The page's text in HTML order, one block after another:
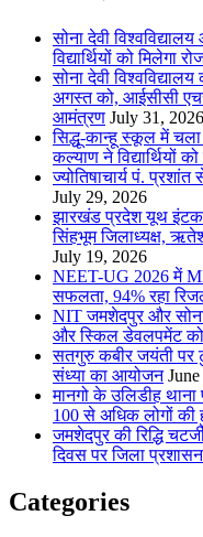
सोना देवी
विद्यार्थियों को मिलेगा
सोना देवी
अगस्त को, आईसीसी
आमंत्रण July 31, 2026
सिद्धू-कान्हू स्कूल में चला
कल्याण ने विद्यार्थियों
ज्योतिषाचार्य पं.
July 29, 2026
झारखंड प्रदेश यूथ इंटक
सिंहभूम जिलाध्यक्ष,
July 19, 2026
NEET-UG 2026 में
सफलता, 94% रहा
NIT जमशेदपुर और सोना
और स्किल डेवलपमेंट को
सतगुरु कबीर जयंती पर
संध्या का आयोजन
मानगो के उलिडीह
100 से अधिक लोगों की
जमशेदपुर की रिद्धि
दिवस पर जिला
Categories